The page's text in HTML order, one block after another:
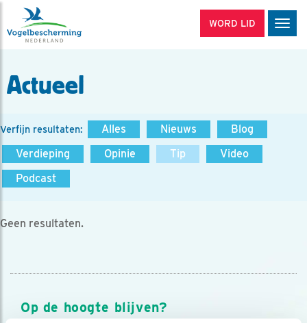
WORD LID
Actueel
Verfijn resultaten: Alles Nieuws
Blog
Verdieping
Opinie Tip
Video
Podcast
Geen resultaten.
Op de hoogte blijven?